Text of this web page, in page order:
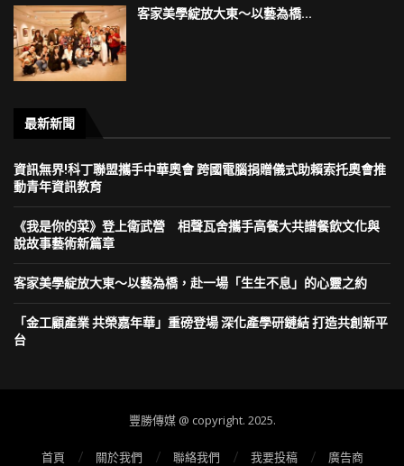
客家美學綻放大東～以藝為橋...
最新新聞
資訊無界!科丁聯盟攜手中華奧會 跨國電腦捐贈儀式助賴索托奧會推
動青年資訊教育
《我是你的菜》登上衛武營 相聲瓦舍攜手高餐大共譜餐飲文化與
說故事藝術新篇章
客家美學綻放大東～以藝為橋，赴一場「生生不息」的心靈之約
「金工顧產業 共榮嘉年華」重磅登場 深化產學研鏈結 打造共創新平
台
豐勝傳媒 @ copyright. 2025.
首頁 關於我們 聯絡我們 我要投稿 廣告商